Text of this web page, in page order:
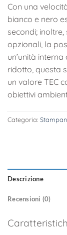
Con una
bianco e nero
secondi;
opzionali, la
un’unità
ridotto, questa
un valore TEC
obiettivi
Categoria:
Descrizione
Recensioni (0)